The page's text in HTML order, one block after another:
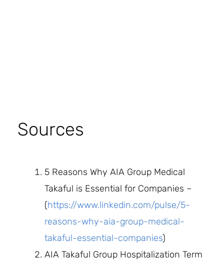
Sources
5 Reasons Why AIA Group Medical
Takaful is Essential for Companies –
(https://www.linkedin.com/pulse/5-
reasons-why-aia-group-medical-
takaful-essential-companies)
AIA Takaful Group Hospitalization Term